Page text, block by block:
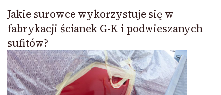
Jakie surowce wykorzystuje się w
fabrykacji ścianek G-K i podwieszanych
sufitów?